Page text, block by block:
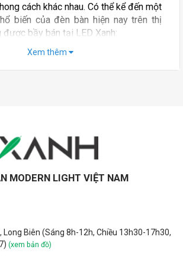
cách khác nhau. Có thể kể đến một
biến của đèn bàn hiện nay trên thị
bầy bán tại LED Xanh:
đây khi nhắc đến bàn bàn thì người ta
mẫu đèn có đế, có thân và chụp
hiện nay hình dạng của chúng đã
cũng độc đáo hơn.
Xem thêm
MODERN LIGHT VIỆT NAM
Long Biên (Sáng 8h-12h, Chiều 13h30-17h30,
(xem bản đồ)